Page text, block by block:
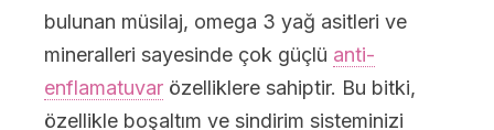
bulunan müsilaj, omega 3 yağ asitleri ve
mineralleri sayesinde çok güçlü anti-
enflamatuvar özelliklere sahiptir. Bu bitki,
özellikle boşaltım ve sindirim sisteminizi